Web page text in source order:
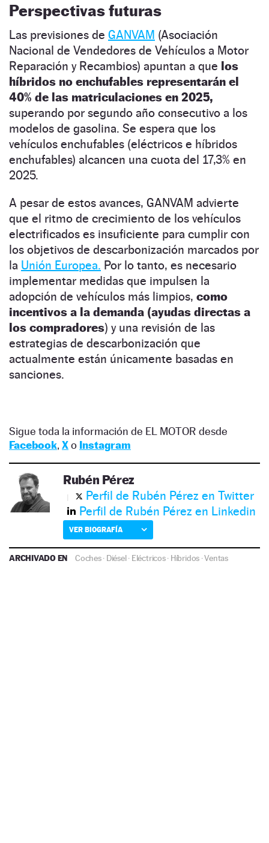
Perspectivas futuras
Las previsiones de GANVAM (Asociación
Nacional de Vendedores de Vehículos a Motor
Reparación y Recambios) apuntan a que los
híbridos no enchufables representarán el
40% de las matriculaciones en 2025,
superando por segundo año consecutivo a los
modelos de gasolina. Se espera que los
vehículos enchufables (eléctricos e híbridos
enchufables) alcancen una cuota del 17,3% en
2025.
A pesar de estos avances, GANVAM advierte
que el ritmo de crecimiento de los vehículos
electrificados es insuficiente para cumplir con
los objetivos de descarbonización marcados por
la Unión Europea. Por lo tanto, es necesario
implementar medidas que impulsen la
adopción de vehículos más limpios, como
incentivos a la demanda (ayudas directas a
los compradores) y una revisión de las
estrategias de descarbonización que
actualmente están únicamente basadas en
sanciones.
Sigue toda la información de EL MOTOR desde
Facebook, Xo Instagram
Rubén Pérez
Perfil de Rubén Pérez en Twitter
Perfil de Rubén Pérez en Linkedin
VER BIOGRAFÍA
ARCHIVADO EN Coches· Diésel· Eléctricos· Híbridos ·Ventas